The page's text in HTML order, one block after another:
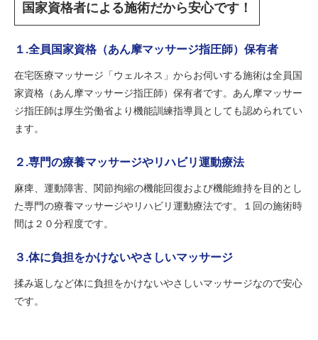
国家資格者による施術だから安心です！
１.全員国家資格（あん摩マッサージ指圧師）保有者
在宅医療マッサージ「ウェルネス」からお伺いする施術は全員国
家資格（あん摩マッサージ指圧師）保有者です。あん摩マッサー
ジ指圧師は厚生労働省より機能訓練指導員としても認められてい
ます。
２.専門の療養マッサージやリハビリ運動療法
麻痺、運動障害、関節拘縮の機能回復および機能維持を目的とし
た専門の療養マッサージやリハビリ運動療法です。１回の施術時
間は２０分程度です。
３.体に負担をかけないやさしいマッサージ
揉み返しなど体に負担をかけないやさしいマッサージなので安心
です。